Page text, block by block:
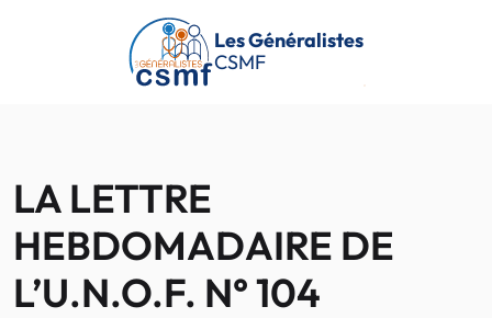
Passer au contenu principal
Les Généralistes
CSMF
LA LETTRE
HEBDOMADAIRE DE
L’U.N.O.F. N° 104